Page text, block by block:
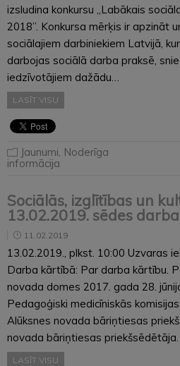
izsludina konkursu „Labākais
2018”. Konkursa mērķis ir apzināt
sociālajiem darbiniekiem Latvijā,
darbojas sociālā darba praksē,
iedzīvotājiem dažādu…
LASĪT VISU
Jaunumi Noderīga
informācija
Sociālās, izglītības un
13.02.2019. sēdes
11.02.2019
13.02.2019., plkst. 10:00 Uzvaras
Darba kārtībā: Par darba kārtību.
novada domes 2017. gada 28.
Pedagoģiski medicīniskās
Alūksnes novada bāriņtiesas
novada bāriņtiesas priekšsēdētāja…
LASĪT VISU